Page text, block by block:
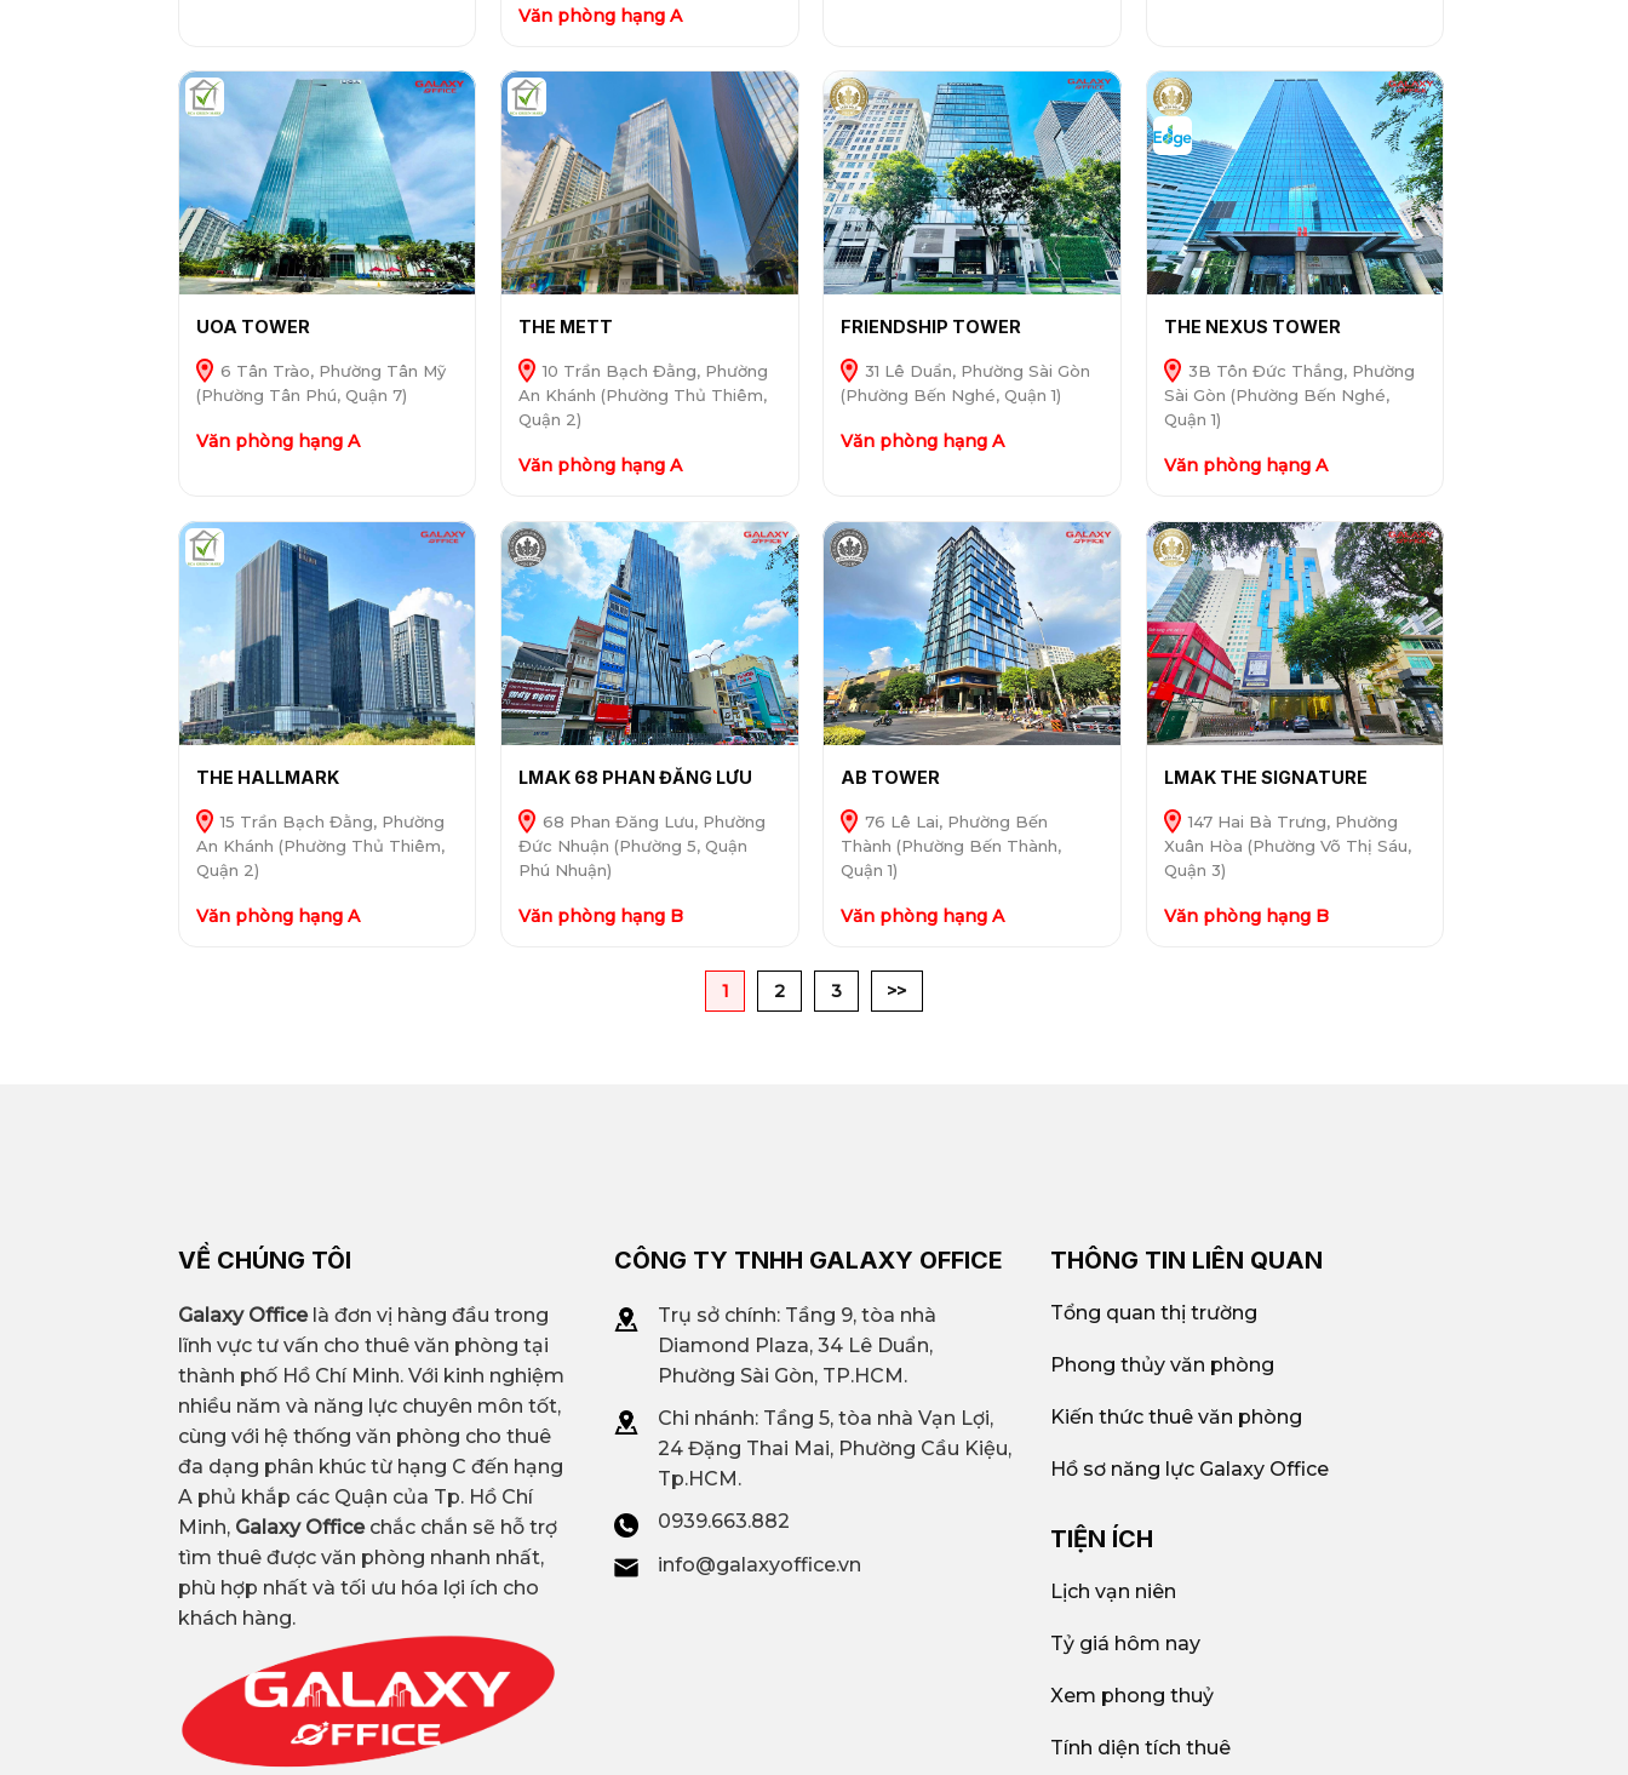
Văn phòng hạng A
UOA TOWER
6 Tân Trào, Phường Tân Mỹ
(Phường Tân Phú, Quận 7)
Văn phòng hạng A
THE METT
10 Trần Bạch Đằng, Phường
An Khánh (Phường Thủ Thiêm,
Quận 2)
Văn phòng hạng A
FRIENDSHIP TOWER
31 Lê Duẩn, Phường Sài Gòn
(Phường Bến Nghé, Quận 1)
Văn phòng hạng A
THE NEXUS TOWER
3B Tôn Đức Thắng, Phường
Sài Gòn (Phường Bến Nghé,
Quận 1)
Văn phòng hạng A
THE HALLMARK
15 Trần Bạch Đằng, Phường
An Khánh (Phường Thủ Thiêm,
Quận 2)
Văn phòng hạng A
LMAK 68 PHAN ĐĂNG LƯU
68 Phan Đăng Lưu, Phường
Đức Nhuận (Phường 5, Quận
Phú Nhuận)
Văn phòng hạng B
AB TOWER
76 Lê Lai, Phường Bến
Thành (Phường Bến Thành,
Quận 1)
Văn phòng hạng A
LMAK THE SIGNATURE
147 Hai Bà Trưng, Phường
Xuân Hòa (Phường Võ Thị Sáu,
Quận 3)
Văn phòng hạng B
1 2 3 >>
VỀ CHÚNG TÔI
Galaxy Officelà đơn vị hàng đầu trong
lĩnh vực tư vấn cho thuê văn phòng tại
thành phố Hồ Chí Minh. Với kinh nghiệm
nhiều năm và năng lực chuyên môn tốt,
cùng với hệ thống văn phòng cho thuê
đa dạng phân khúc từ hạng C đến hạng
A phủ khắp các Quận của Tp. Hồ Chí
Minh, Galaxy Office chắc chắn sẽ hỗ trợ
tìm thuê được văn phòng nhanh nhất,
phù hợp nhất và tối ưu hóa lợi ích cho
khách hàng.
CÔNG TY TNHH GALAXY OFFICE
Trụ sở chính: Tầng 9, tòa nhà
Diamond Plaza, 34 Lê Duẩn,
Phường Sài Gòn, TP.HCM.
Chi nhánh: Tầng 5, tòa nhà Vạn Lợi,
24 Đặng Thai Mai, Phường Cầu Kiệu,
Tp.HCM.
0939.663.882
info@galaxyoffice.vn
THÔNG TIN LIÊN QUAN
Tổng quan thị trường
Phong thủy văn phòng
Kiến thức thuê văn phòng
Hồ sơ năng lực Galaxy Office
TIỆN ÍCH
Lịch vạn niên
Tỷ giá hôm nay
Xem phong thuỷ
Tính diện tích thuê